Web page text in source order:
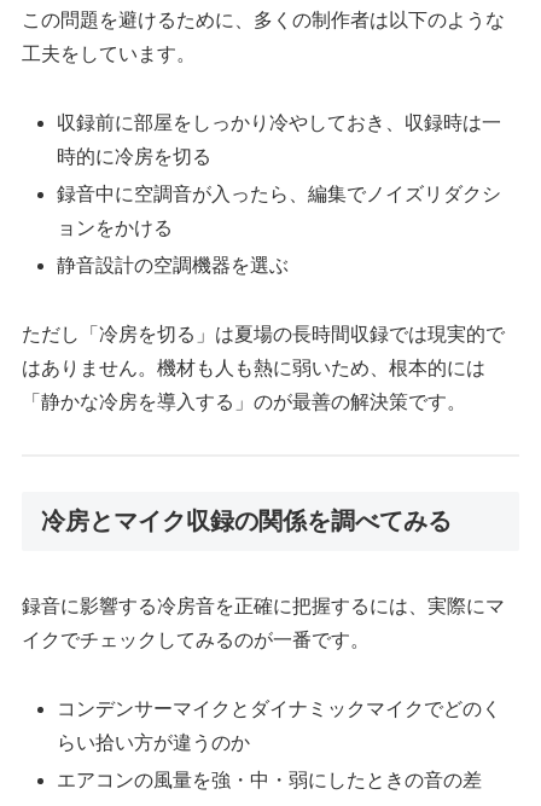
この問題を避けるために、多くの制作者は以下のような
工夫をしています。
収録前に部屋をしっかり冷やしておき、収録時は一
時的に冷房を切る
録音中に空調音が入ったら、編集でノイズリダクシ
ョンをかける
静音設計の空調機器を選ぶ
ただし「冷房を切る」は夏場の長時間収録では現実的で
はありません。機材も人も熱に弱いため、根本的には
「静かな冷房を導入する」のが最善の解決策です。
冷房とマイク収録の関係を調べてみる
録音に影響する冷房音を正確に把握するには、実際にマ
イクでチェックしてみるのが一番です。
コンデンサーマイクとダイナミックマイクでどのく
らい拾い方が違うのか
エアコンの風量を強・中・弱にしたときの音の差